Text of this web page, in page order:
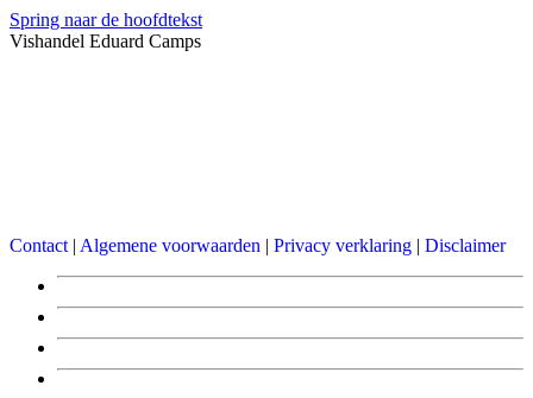
Spring naar de hoofdtekst
Vishandel Eduard Camps
Contact | Algemene voorwaarden | Privacy verklaring | Disclaimer